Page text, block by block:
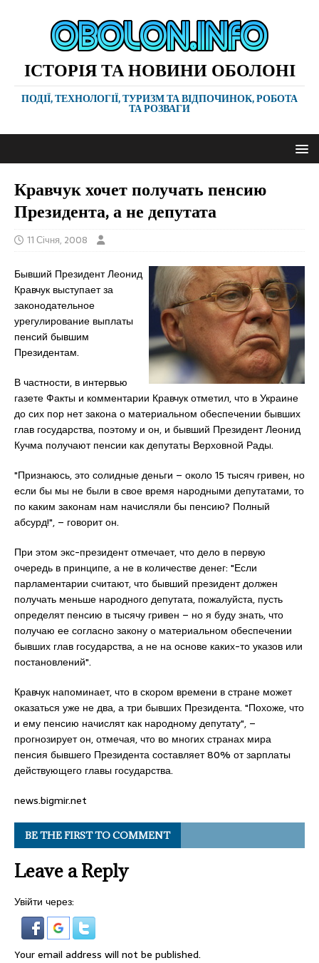
ІСТОРІЯ ТА НОВИНИ ОБОЛОНІ
ПОДІЇ, ТЕХНОЛОГІЇ, ТУРИЗМ ТА ВІДПОЧИНОК, РОБОТА
ТА РОЗВАГИ
Кравчук хочет получать пенсию
Президента, а не депутата
11 Січня, 2008
Бывший Президент Леонид
Кравчук выступает за
законодательное
урегулирование выплаты
пенсий бывшим
Президентам.
В частности, в интервью
газете Факты и комментарии Кравчук отметил, что в Украине
до сих пор нет закона о материальном обеспечении бывших
глав государства, поэтому и он, и бывший Президент Леонид
Кучма получают пенсии как депутаты Верховной Рады.
"Признаюсь, это солидные деньги – около 15 тысяч гривен, но
если бы мы не были в свое время народными депутатами, то
по каким законам нам начисляли бы пенсию? Полный
абсурд!", – говорит он.
При этом экс-президент отмечает, что дело в первую
очередь в принципе, а не в количестве денег: "Если
парламентарии считают, что бывший президент должен
получать меньше народного депутата, пожалуйста, пусть
определят пенсию в тысячу гривен – но я буду знать, что
получаю ее согласно закону о материальном обеспечении
бывших глав государства, а не на основе каких-то указов или
постановлений".
Кравчук напоминает, что в скором времени в стране может
оказаться уже не два, а три бывших Президента. "Похоже, что
и ему пенсию начислят как народному депутату", –
прогнозирует он, отмечая, что во многих странах мира
пенсия бывшего Президента составляет 80% от зарплаты
действующего главы государства.
news.bigmir.net
BE THE FIRST TO COMMENT
Leave a Reply
Увійти через:
Your email address will not be published.